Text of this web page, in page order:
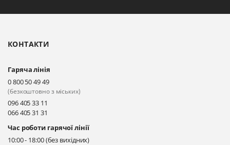
Прокласти маршрут
Київ, вул. Драгоманова 31-д
Прокласти маршрут
Київ, вул. Драгоманова 31-д
Прокласти маршрут
КОНТАКТИ
Гаряча лінія
0 800 50 49 49
(безкоштовно з міських)
096 405 33 11
066 405 31 31
Час роботи гарячої лінії
10:00 - 18:00 (без вихідних)